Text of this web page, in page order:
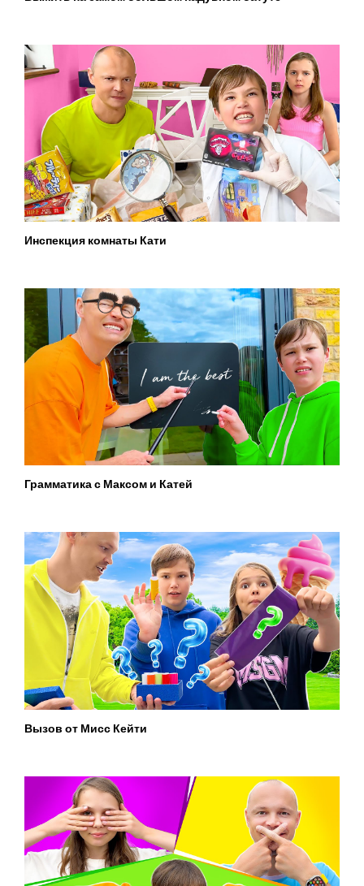
Инспекция комнаты Кати
Грамматика с Максом и Катей
Вызов от Мисс Кейти